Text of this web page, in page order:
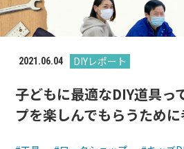
2021.06.04 DIYレポート
子どもに最適なDIY道具っ
プを楽しんでもらうために